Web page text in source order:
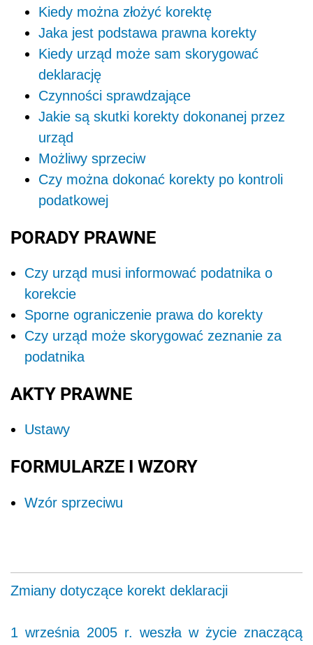
Kiedy można złożyć korektę
Jaka jest podstawa prawna korekty
Kiedy urząd może sam skorygować
deklarację
Czynności sprawdzające
Jakie są skutki korekty dokonanej przez
urząd
Możliwy sprzeciw
Czy można dokonać korekty po kontroli
podatkowej
PORADY PRAWNE
Czy urząd musi informować podatnika o
korekcie
Sporne ograniczenie prawa do korekty
Czy urząd może skorygować zeznanie za
podatnika
AKTY PRAWNE
Ustawy
FORMULARZE I WZORY
Wzór sprzeciwu
Zmiany dotyczące korekt deklaracji
1 września 2005 r. weszła w życie znaczącą